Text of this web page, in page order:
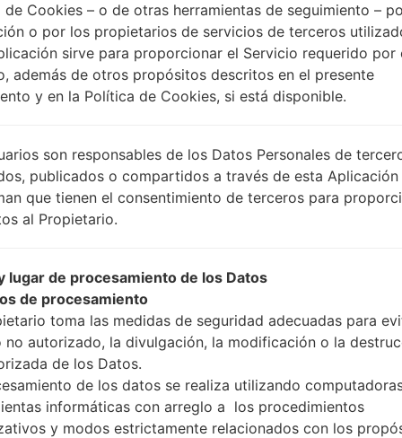
de Cookies – o de otras herramientas de seguimiento –
o por los propietarios de servicios de terceros
sirve para proporcionar el Servicio requerido por
además de otros propósitos descritos en el presente
y en la Política de Cookies, si está disponible.
son responsables de los Datos Personales de
publicados o compartidos a través de esta Aplicación
que tienen el consentimiento de terceros para
al Propietario.
lugar de procesamiento de los Datos
de procesamiento
toma las medidas de seguridad adecuadas para
no autorizado, la divulgación, la modificación o la
de los Datos.
de los datos se realiza utilizando
informáticas con arreglo a los procedimientos
y modos estrictamente relacionados con los